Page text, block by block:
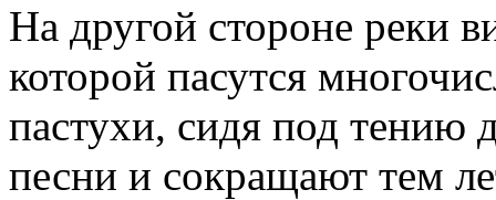
На другой стороне реки
которой пасутся
пастухи, сидя под тению
песни и сокращают тем